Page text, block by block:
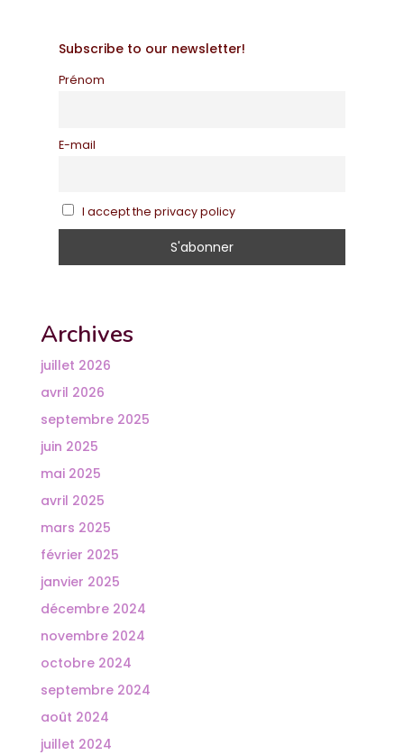
Subscribe to our newsletter!
Prénom
E-mail
I accept the privacy policy
Archives
juillet 2026
avril 2026
septembre 2025
juin 2025
mai 2025
avril 2025
mars 2025
février 2025
janvier 2025
décembre 2024
novembre 2024
octobre 2024
septembre 2024
août 2024
juillet 2024